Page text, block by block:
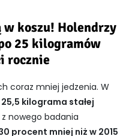
w koszu! Holendrzy
25 kilogramów
rocznie
coraz mniej jedzenia. W
25,5 kilograma stałej
nowego badania
procent mniej niż w 2015